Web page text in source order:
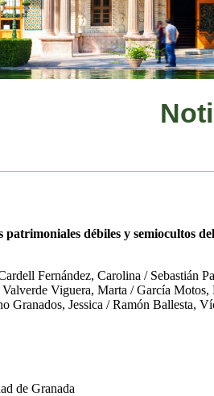
débiles y semiocultos
Fernández, Carolina / Sebastián
Viguera, Marta / García
Granados, Jessica / Ramón Ballesta,
de Granada